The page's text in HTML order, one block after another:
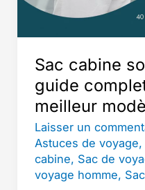
Sac cabine
guide
meilleur
Laisser un
Astuces de voyage,
cabine, Sac de
voyage homme,